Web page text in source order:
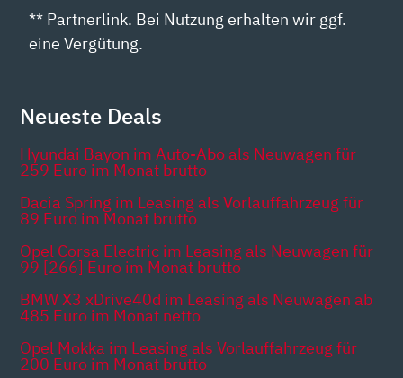
** Partnerlink. Bei Nutzung erhalten wir ggf.
eine Vergütung.
Neueste Deals
Hyundai Bayon im Auto-Abo als Neuwagen für
259 Euro im Monat brutto
Dacia Spring im Leasing als Vorlauffahrzeug für
89 Euro im Monat brutto
Opel Corsa Electric im Leasing als Neuwagen für
99 [266] Euro im Monat brutto
BMW X3 xDrive40d im Leasing als Neuwagen ab
485 Euro im Monat netto
Opel Mokka im Leasing als Vorlauffahrzeug für
200 Euro im Monat brutto